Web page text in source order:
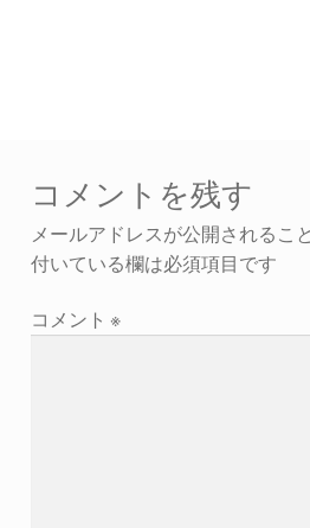
コメントを残す
メールアドレスが公開されるこ
付いている欄は必須項目です
コメント ※